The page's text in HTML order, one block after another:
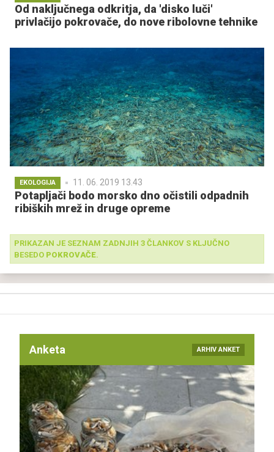
Od naključnega odkritja, da 'disko luči'
privlačijo pokrovače, do nove ribolovne tehnike
EKOLOGIJA 11. 06. 2019 13.43
Potapljači bodo morsko dno očistili odpadnih
ribiških mrež in druge opreme
PRIKAZAN JE SEZNAM ZADNJIH 3 ČLANKOV S KLJUČNO
BESEDO POKROVAČE.
Anketa ARHIV ANKET